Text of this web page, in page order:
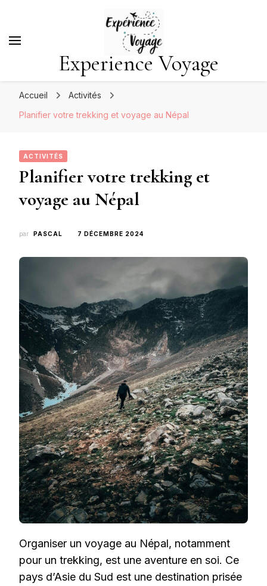
Experience Voyage
Accueil
Activités
Planifier votre trekking et voyage au Népal
ACTIVITÉS
Planifier votre trekking et
voyage au Népal
par PASCAL 7 DÉCEMBRE 2024
Organiser un voyage au Népal, notamment
pour un trekking, est une aventure en soi. Ce
pays d’Asie du Sud est une destination prisée